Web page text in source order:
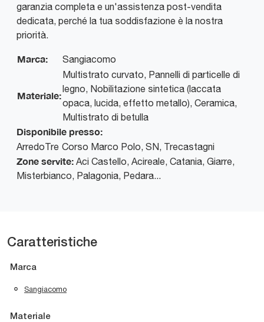
garanzia completa e un'assistenza post-vendita
dedicata, perché la tua soddisfazione è la nostra
priorità.
Marca: Sangiacomo
Materiale:
Multistrato curvato, Pannelli di particelle di
legno, Nobilitazione sintetica (laccata
opaca, lucida, effetto metallo), Ceramica,
Multistrato di betulla
Disponibile presso:
ArredoTre Corso Marco Polo, SN, Trecastagni
Zone servite: Aci Castello, Acireale, Catania, Giarre,
Misterbianco, Palagonia, Pedara...
Caratteristiche
Marca
Sangiacomo
Materiale